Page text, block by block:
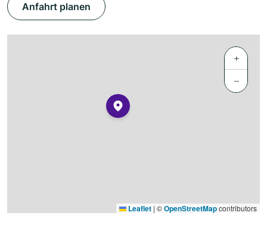
Anfahrt planen
+
−
Leaflet | ©OpenStreetMapcontributors